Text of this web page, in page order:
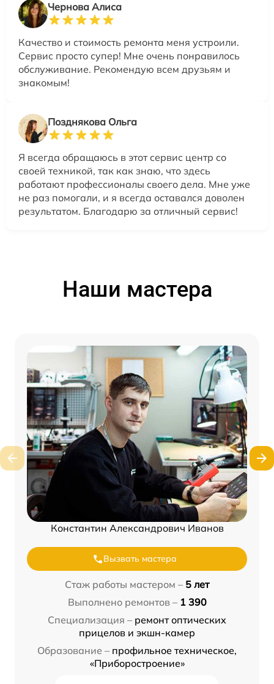
Чернова Алиса
Качество и стоимость ремонта меня устроили.
Сервис просто супер! Мне очень понравилось
обслуживание. Рекомендую всем друзьям и
знакомым!
Позднякова Ольга
Я всегда обращаюсь в этот сервис центр со
своей техникой, так как знаю, что здесь
работают профессионалы своего дела. Мне уже
не раз помогали, и я всегда оставался доволен
результатом. Благодарю за отличный сервис!
Наши мастера
Константин Александрович Иванов
Вызвать мастера
Стаж работы мастером – 5 лет
Выполнено ремонтов – 1 390
Специализация – ремонт оптических
прицелов и экшн-камер
Образование – профильное техническое,
«Приборостроение»